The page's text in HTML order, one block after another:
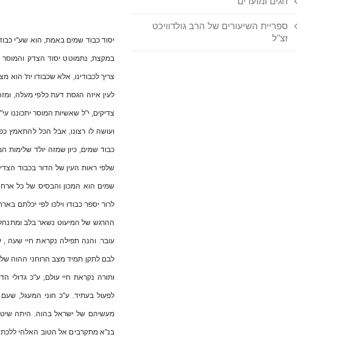
ספריית השיעורים של הרב גולדוויכט
זצ"ל
יסוד כבוד שמים באמת, הוא שע"י
במקצת, נתמוטט יסוד הצדק והמוסר
צריך לכבודינו, אלא שכבודו ית'
לעין איזה הגסת דעת כלפי מעלה,
צדיקים, י"ל שאשיות המוסר יתכוננו
ועושה לו רצונו, אבל הכל להתאמץ
כבוד שמים, כיון שמזה יולד
שלפי ראות העין של הדור בכבוד
שמים הוא המכון והבסיס של כל
לרור יספר כבודו וילכו לפי יכלתם
ההרגש של המיעוט נשאר בלב
עובר. והנה תפילה נקראת חיי שעה ,
לבם לתקן תמיד מצב הרוחני ההוה
ותורה נקראת חיי עולם, ע"כ גדולי
לפעול בעתיד. ע"כ חוני המעגל, שעם
מעשיהם של ישראל בהוה. היתה
בנ"א מתקרבים אל הטוב האלהי ללכת